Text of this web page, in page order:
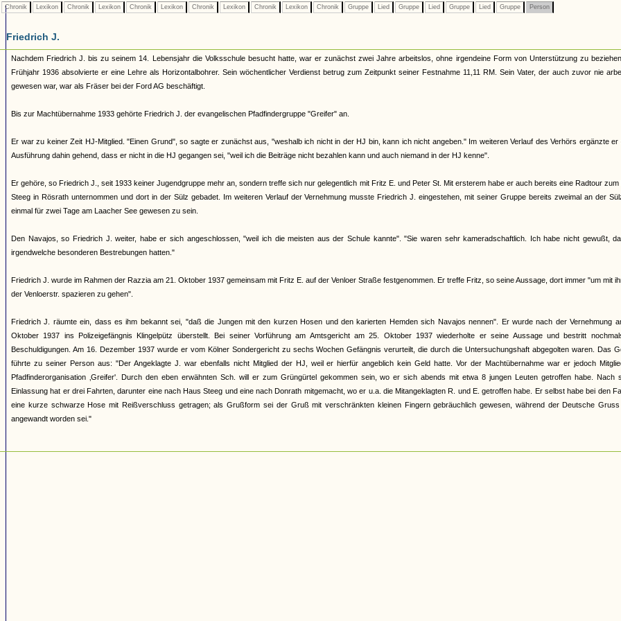
Chronik Lexikon Chronik Lexikon Chronik Lexikon Chronik Lexikon Chronik Lexikon Chronik Gruppe Lied Gruppe Lied Gruppe Lied Gruppe Person
Friedrich J.
Nachdem Friedrich J. bis zu seinem 14. Lebensjahr die Volksschule besucht hatte, war er zunächst zwei Jahre arbeitslos, ohne irgendeine Form von Unterstützung zu
Frühjahr 1936 absolvierte er eine Lehre als Horizontalbohrer. Sein wöchentlicher Verdienst betrug zum Zeitpunkt seiner Festnahme 11,11 RM. Sein Vater, der auch zuvor nie
gewesen war, war als Fräser bei der Ford AG beschäftigt.
Bis zur Machtübernahme 1933 gehörte Friedrich J. der evangelischen Pfadfindergruppe "Greifer" an.
Er war zu keiner Zeit HJ-Mitglied. "Einen Grund", so sagte er zunächst aus, "weshalb ich nicht in der HJ bin, kann ich nicht angeben." Im weiteren Verlauf des Verhörs ergänzte er
Ausführung dahin gehend, dass er nicht in die HJ gegangen sei, "weil ich die Beiträge nicht bezahlen kann und auch niemand in der HJ kenne".
Er gehöre, so Friedrich J., seit 1933 keiner Jugendgruppe mehr an, sondern treffe sich nur gelegentlich mit Fritz E. und Peter St. Mit ersterem habe er auch bereits eine Radtour zum
Steeg in Rösrath unternommen und dort in der Sülz gebadet. Im weiteren Verlauf der Vernehmung musste Friedrich J. eingestehen, mit seiner Gruppe bereits zweimal an der
einmal für zwei Tage am Laacher See gewesen zu sein.
Den Navajos, so Friedrich J. weiter, habe er sich angeschlossen, "weil ich die meisten aus der Schule kannte". "Sie waren sehr kameradschaftlich. Ich habe nicht gewußt,
irgendwelche besonderen Bestrebungen hatten."
Friedrich J. wurde im Rahmen der Razzia am 21. Oktober 1937 gemeinsam mit Fritz E. auf der Venloer Straße festgenommen. Er treffe Fritz, so seine Aussage, dort immer "um mit
der Venloerstr. spazieren zu gehen".
Friedrich J. räumte ein, dass es ihm bekannt sei, "daß die Jungen mit den kurzen Hosen und den karierten Hemden sich Navajos nennen". Er wurde nach der Vernehmung
Oktober 1937 ins Polizeigefängnis Klingelpütz überstellt. Bei seiner Vorführung am Amtsgericht am 25. Oktober 1937 wiederholte er seine Aussage und bestritt
Beschuldigungen. Am 16. Dezember 1937 wurde er vom Kölner Sondergericht zu sechs Wochen Gefängnis verurteilt, die durch die Untersuchungshaft abgegolten waren. Das
führte zu seiner Person aus: "Der Angeklagte J. war ebenfalls nicht Mitglied der HJ, weil er hierfür angeblich kein Geld hatte. Vor der Machtübernahme war er jedoch
Pfadfinderorganisation ‚Greifer'. Durch den eben erwähnten Sch. will er zum Grüngürtel gekommen sein, wo er sich abends mit etwa 8 jungen Leuten getroffen habe. Nach
Einlassung hat er drei Fahrten, darunter eine nach Haus Steeg und eine nach Donrath mitgemacht, wo er u.a. die Mitangeklagten R. und E. getroffen habe. Er selbst habe bei den
eine kurze schwarze Hose mit Reißverschluss getragen; als Grußform sei der Gruß mit verschränkten kleinen Fingern gebräuchlich gewesen, während der Deutsche
angewandt worden sei."